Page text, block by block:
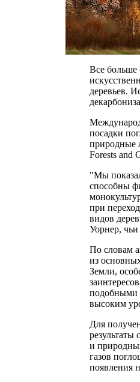
Все больше
деревьев.
посадки
природные
Forests and
"Мы
способны
при
видов
Уорнер,
По словам
из
Земли,
подобными
высоким
Для
результаты
и
газов
появления